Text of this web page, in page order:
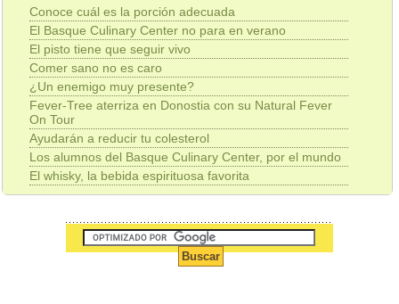
Conoce cuál es la porción adecuada
El Basque Culinary Center no para en verano
El pisto tiene que seguir vivo
Comer sano no es caro
¿Un enemigo muy presente?
Fever-Tree aterriza en Donostia con su Natural Fever
On Tour
Ayudarán a reducir tu colesterol
Los alumnos del Basque Culinary Center, por el mundo
El whisky, la bebida espirituosa favorita